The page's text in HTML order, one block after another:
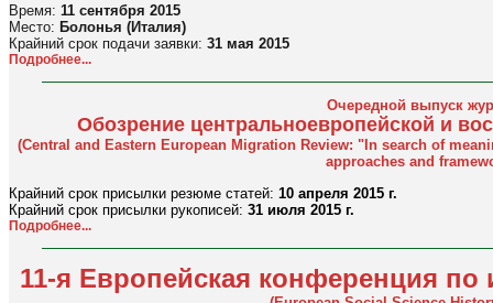
Время: 11 сентября 2015
Место: Болонья (Италия)
Крайний срок подачи заявки: 31 мая 2015
Подробнее...
Очередной выпуск
Обозрение центральноевропейской и
(Central and Eastern European Migration Review: "In search of
approaches and
Крайний срок присылки резюме статей: 10 апреля 2015 г.
Крайний срок присылки рукописей: 31 июля 2015 г.
Подробнее...
11-я Европейская конференция